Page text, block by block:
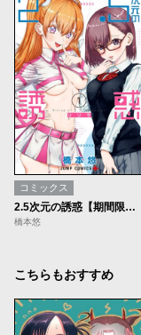
コミックス
2.5次元の誘惑【期間限定無料】
橋本悠
こちらもおすすめ